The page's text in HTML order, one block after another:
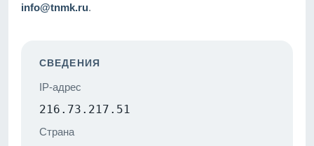
info@tnmk.ru.
СВЕДЕНИЯ
IP-адрес
216.73.217.51
Страна